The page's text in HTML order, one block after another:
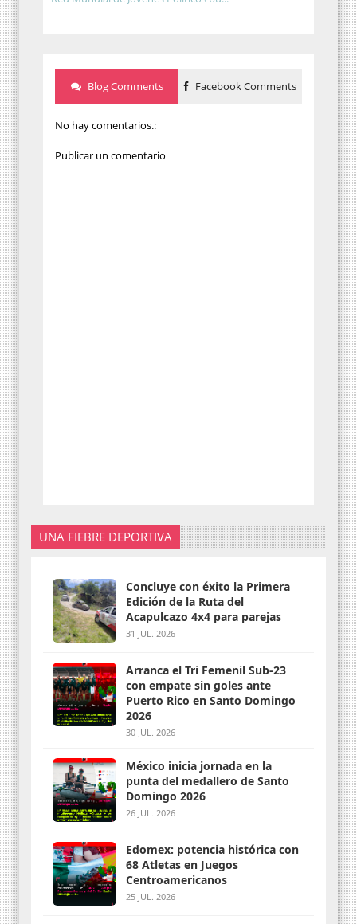
Blog Comments Facebook Comments
No hay comentarios.:
Publicar un comentario
UNA FIEBRE DEPORTIVA
Concluye con éxito la Primera
Edición de la Ruta del
Acapulcazo 4x4 para parejas
31 JUL. 2026
Arranca el Tri Femenil Sub-23
con empate sin goles ante
Puerto Rico en Santo Domingo
2026
30 JUL. 2026
México inicia jornada en la
punta del medallero de Santo
Domingo 2026
26 JUL. 2026
Edomex: potencia histórica con
68 Atletas en Juegos
Centroamericanos
25 JUL. 2026